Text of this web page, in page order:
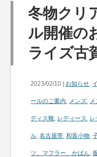
冬物クリ
ル開催
ライズ古
2023/02/10 | お知らせ,
ールのご案内, メンズ,
ディス靴, レディース, レ
ル,名古屋帯,和装小物,
ツ、マフラー、かばん,